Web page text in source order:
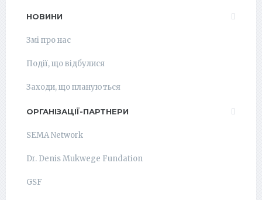
НОВИНИ
Змі про нас
Події, що відбулися
Заходи, що плануються
ОРГАНІЗАЦІЇ-ПАРТНЕРИ
SEMA Network
Dr. Denis Mukwege Fundation
GSF